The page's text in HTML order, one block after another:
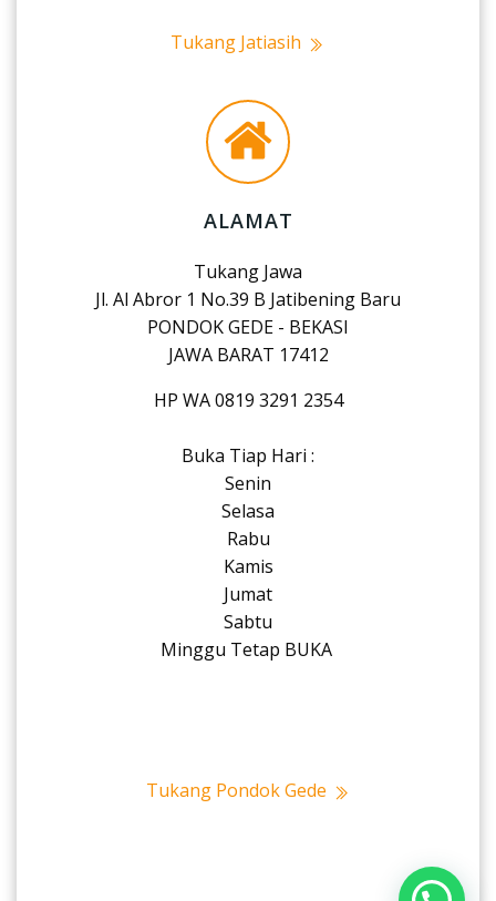
Tukang Jatiasih
ALAMAT
Tukang Jawa
Jl. Al Abror 1 No.39 B Jatibening Baru
PONDOK GEDE - BEKASI
JAWA BARAT 17412
HP WA 0819 3291 2354
Buka Tiap Hari :
Senin
Selasa
Rabu
Kamis
Jumat
Sabtu
Minggu Tetap BUKA
Tukang Pondok Gede